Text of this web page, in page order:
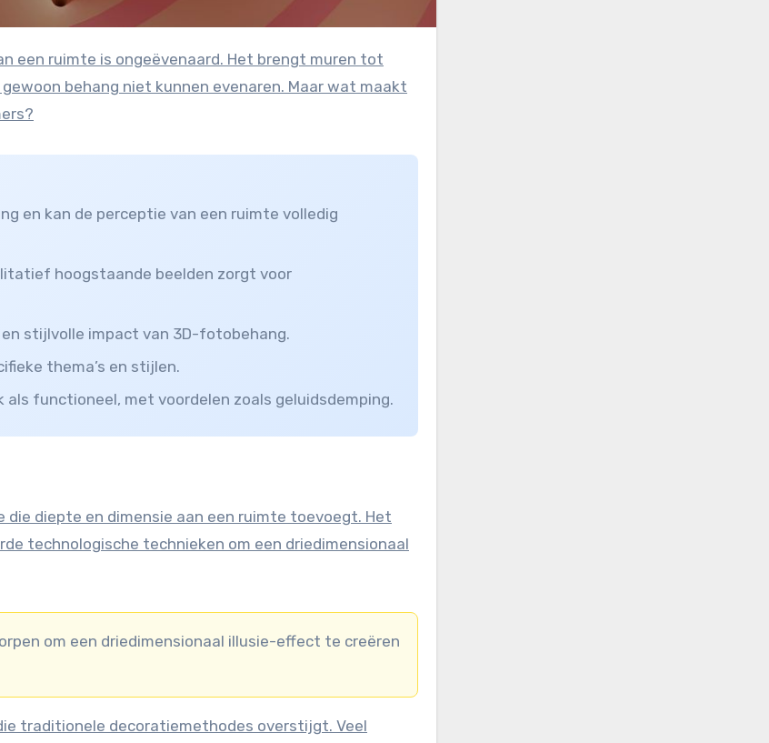
behang niet kunnen evenaren. Maar wat maakt
en kan de perceptie van een ruimte volledig
hoogstaande beelden zorgt voor
stijlvolle impact van 3D-fotobehang.
thema’s en stijlen.
functioneel, met voordelen zoals geluidsdemping.
technologische technieken om een driedimensionaal
om een driedimensionaal illusie-effect te creëren
traditionele decoratiemethodes overstijgt. Veel